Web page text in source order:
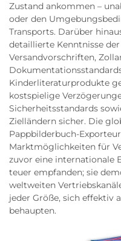
Zustand ankommen –
oder den
Transports. Darüber
detaillierte Kenntnisse
Versandvorschriften,
Kinderliteraturprodukte
kostspielige
Sicherheitsstandards
Zielländern sicher. Die
Pappbilderbuch-
Marktmöglichkeiten für
zuvor eine internationale
teuer empfanden; sie
weltweiten
jeder Größe, sich effektiv
behaupten.